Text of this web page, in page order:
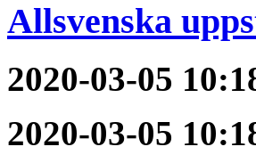
Allsvenska
2020-03-05
2020-03-05